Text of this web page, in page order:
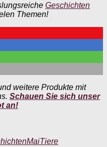
Geschichten
Themen!
weitere Produkte mit
Schauen Sie sich unser
an!
MaiTiere